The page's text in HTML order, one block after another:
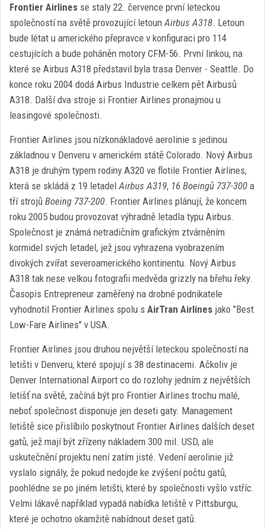
Frontier Airlines se staly 22. července první leteckou
společností na světě provozující letounAirbus A318. Letoun
bude létat u amerického přepravce v konfiguraci pro 114
cestujících a bude poháněn motory CFM-56. První linkou, na
které se Airbus A318 představil byla trasa Denver - Seattle. Do
konce roku 2004 dodá Airbus Industrie celkem pět Airbusů
A318. Další dva stroje si Frontier Airlines pronajmou u
leasingové společnosti.
Frontier Airlines jsou nízkonákladové aerolinie s jedinou
základnou v Denveru v americkém státě Colorado. Nový Airbus
A318 je druhým typem rodiny A320 ve flotile Frontier Airlines,
která se skládá z 19 letadelAirbus A319, 16 Boeingů 737-300 a
tří strojů Boeing 737-200. Frontier Airlines plánují, že koncem
roku 2005 budou provozovat výhradně letadla typu Airbus.
Společnost je známá netradičním grafickým ztvárněním
kormidel svých letadel, jež jsou vyhrazena vyobrazením
divokých zvířat severoamerického kontinentu. Nový Airbus
A318 tak nese velkou fotografii medvěda grizzly na břehu řeky.
Časopis Entrepreneur zaměřený na drobné podnikatele
vyhodnotil Frontier Airlines spolu s AirTran Airlines jako "Best
Low-Fare Airlines" v USA.
Frontier Airlines jsou druhou největší leteckou společností na
letišti v Denveru, které spojují s 38 destinacemi. Ačkoliv je
Denver International Airport co do rozlohy jedním z největších
letišť na světě, začíná být pro Frontier Airlines trochu malé,
neboť společnost disponuje jen deseti gaty. Management
letiště sice přislíbilo poskytnout Frontier Airlines dalších deset
gatů, jež mají být zřízeny nákladem 300 mil. USD, ale
uskutečnění projektu není zatím jisté. Vedení aerolinie již
vyslalo signály, že pokud nedojde ke zvýšení počtu gatů,
poohlédne se po jiném letišti, které by společnosti vyšlo vstříc.
Velmi lákavě například vypadá nabídka letiště v Pittsburgu,
které je ochotno okamžitě nabídnout deset gatů.